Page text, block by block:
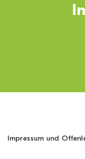
Impressum und